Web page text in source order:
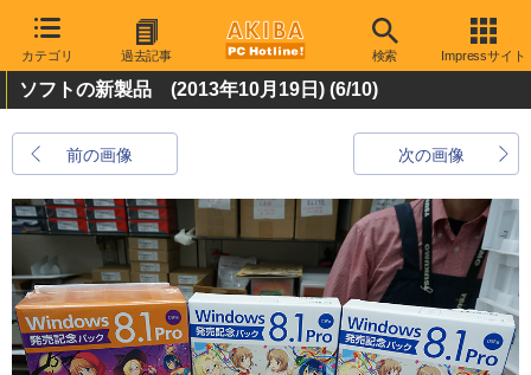
カテゴリ 過去記事 検索 Impressサイト
ソフトの新製品 (2013年10月19日) (6/10)
前の画像 次の画像